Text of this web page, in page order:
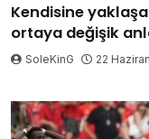
Kendisine
ortaya değişik
SoleKinG 22